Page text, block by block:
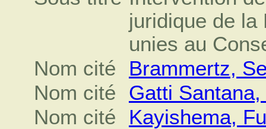
juridique de la
unies au
Nom cité
Brammertz,
Nom cité
Gatti
Nom cité
Kayishema,